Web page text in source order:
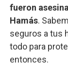
fueron
Hamás.
seguros a tus
todo para
entonces.